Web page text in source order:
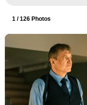
1 / 126 Photos